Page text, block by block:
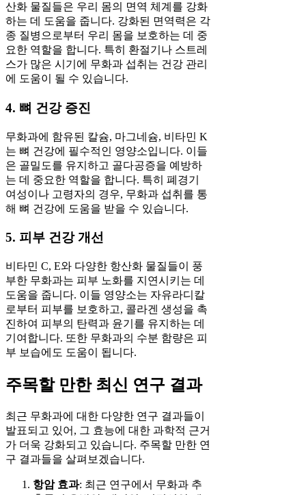
산화 물질들은 우리 몸의 면역 체계를 강화
하는 데 도움을 줍니다. 강화된 면역력은 각
종 질병으로부터 우리 몸을 보호하는 데 중
요한 역할을 합니다. 특히 환절기나 스트레
스가 많은 시기에 무화과 섭취는 건강 관리
에 도움이 될 수 있습니다.
4. 뼈 건강 증진
무화과에 함유된 칼슘, 마그네슘, 비타민 K
는 뼈 건강에 필수적인 영양소입니다. 이들
은 골밀도를 유지하고 골다공증을 예방하
는 데 중요한 역할을 합니다. 특히 폐경기
여성이나 고령자의 경우, 무화과 섭취를 통
해 뼈 건강에 도움을 받을 수 있습니다.
5. 피부 건강 개선
비타민 C, E와 다양한 항산화 물질들이 풍
부한 무화과는 피부 노화를 지연시키는 데
도움을 줍니다. 이들 영양소는 자유라디칼
로부터 피부를 보호하고, 콜라겐 생성을 촉
진하여 피부의 탄력과 윤기를 유지하는 데
기여합니다. 또한 무화과의 수분 함량은 피
부 보습에도 도움이 됩니다.
주목할 만한 최신 연구 결과
최근 무화과에 대한 다양한 연구 결과들이
발표되고 있어, 그 효능에 대한 과학적 근거
가 더욱 강화되고 있습니다. 주목할 만한 연
구 결과들을 살펴보겠습니다.
항암 효과: 최근 연구에서 무화과 추